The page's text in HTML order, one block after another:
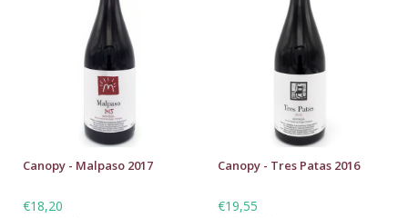
Canopy - Malpaso 2017
€18,20
Canopy - Tres Patas 2016
€19,55